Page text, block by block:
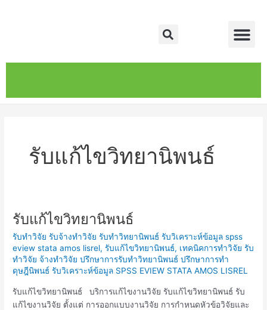
Search
รับแก้ไขวิทยานิพนธ์
รับแก้ไขวิทยานิพนธ์
รับทำวิจัย รับจ้างทำวิจัย รับทำวิทยานิพนธ์ รับวิเคราะห์ข้อมูล spss
eview stata amos lisrel,รับแก้ไขวิทยานิพนธ์, เทคนิคการทำวิจัย รับ
ทำวิจัย จ้างทำวิจัย ปรึกษาการรับทำวิทยานิพนธ์ ปรึกษาการทำ
ดุษฎีนิพนธ์ รับวิเคราะห์ข้อมูล SPSS EVIEW STATA AMOS LISREL
รับแก้ไขวิทยานิพนธ์ บริการแก้ไขงานวิจัย รับแก้ไขวิทยานิพนธ์ รับ
แก้ไขงานวิจัย ตั้งแต่ การออกแบบงานวิจัย การกำหนดหัวข้อวิจัยและ
รับ
วิทยานิพนธ์